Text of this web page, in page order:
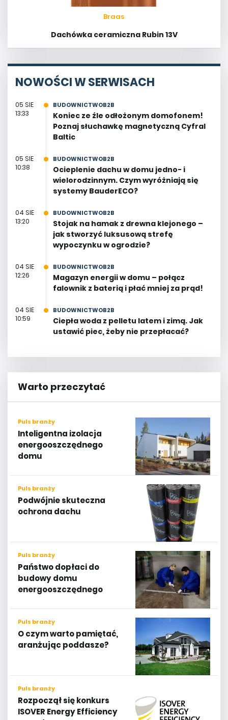
Braas
Dachówka ceramiczna Rubin 13V
NOWOŚCI W SERWISACH
05 SIE
13:33
BUDOWNICTWOB2B
Koniec ze źle odłożonym domofonem!
Poznaj słuchawkę magnetyczną Cyfral
Baltic
05 SIE
10:38
BUDOWNICTWOB2B
Ocieplenie dachu w domu jedno- i
wielorodzinnym. Czym wyróżniają się
systemy BauderECO?
04 SIE
13:20
BUDOWNICTWOB2B
Stojak na hamak z drewna klejonego –
jak stworzyć luksusową strefę
wypoczynku w ogrodzie?
04 SIE
12:26
BUDOWNICTWOB2B
Magazyn energii w domu – połącz
falownik z baterią i płać mniej za prąd!
04 SIE
10:59
BUDOWNICTWOB2B
Ciepła woda z pelletu latem i zimą. Jak
ustawić piec, żeby nie przepłacać?
Warto przeczytać
Puls branży
Inteligentna izolacja
energooszczędnego
domu
Puls branży
Podwójnie skuteczna
ochrona dachu
Puls branży
Państwo dopłaci do
budowy domu
energooszczędnego
Puls branży
O czym warto pamiętać,
aranżując poddasze?
Puls branży
Rozpoczął się konkurs
ISOVER Energy Efficiency